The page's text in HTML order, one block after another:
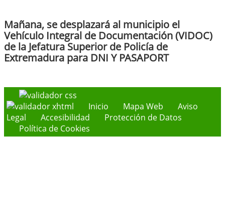
Mañana, se desplazará al municipio el
Vehículo Integral de Documentación (VIDOC)
de la Jefatura Superior de Policía de
Extremadura para DNI Y PASAPORT
Inicio Mapa Web
Aviso
Legal
Accesibilidad
Protección de Datos
Política de Cookies